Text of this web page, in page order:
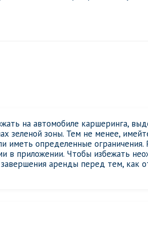
на автомобиле каршеринга,
зеленой зоны. Тем не менее,
иметь определенные
в приложении. Чтобы избежать
аренды перед тем, как